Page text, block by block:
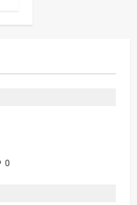
0